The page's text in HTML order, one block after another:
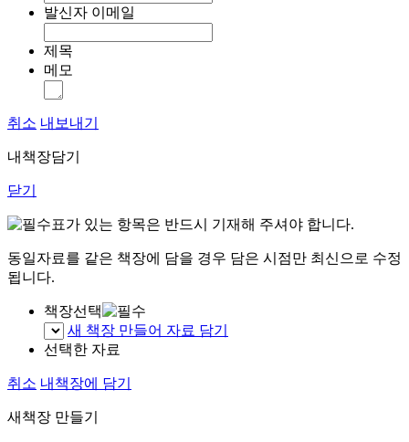
발신자 이메일
제목
메모
취소 내보내기
내책장담기
닫기
표가 있는 항목은 반드시 기재해 주셔야 합니다.
동일자료를 같은 책장에 담을 경우 담은 시점만 최신으로 수정
됩니다.
책장선택
새 책장 만들어 자료 담기
선택한 자료
취소 내책장에 담기
새책장 만들기